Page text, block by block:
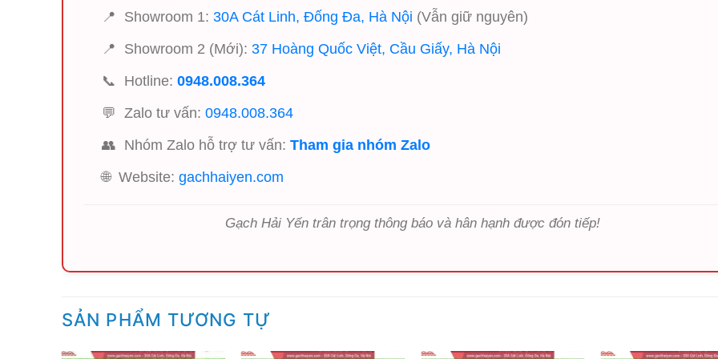
📍 Showroom 1: 30A Cát Linh, Đống Đa, Hà Nội (Vẫn giữ nguyên)
📍
Showroom 2 (Mới): 37 Hoàng Quốc Việt, Cầu Giấy, Hà Nội
📞
Hotline: 0948.008.364
💬 Zalo tư vấn: 0948.008.364
👥 Nhóm Zalo hỗ trợ tư vấn: Tham gia nhóm Zalo
🌐 Website: gachhaiyen.com
Gạch Hải Yến trân trọng thông báo và hân hạnh được đón tiếp!
SẢN PHẨM TƯƠNG TỰ